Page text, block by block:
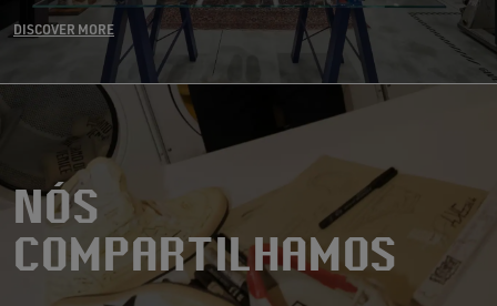
DISCOVER MORE
Nós
Compartilhamos